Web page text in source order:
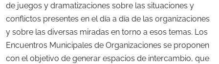
de juegos y dramatizaciones sobre las situaciones y
conflictos presentes en el día a día de las organizaciones
y sobre las diversas miradas en torno a esos temas. Los
Encuentros Municipales de Organizaciones se proponen
con el objetivo de generar espacios de intercambio, que